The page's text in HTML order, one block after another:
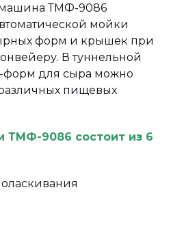
машина ТМФ-9086
мойки
форм и крышек при
В туннельной
для сыра можно
пищевых
ТМФ-9086 состоит из 6